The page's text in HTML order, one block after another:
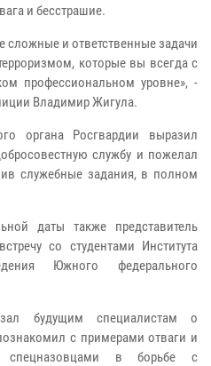
и бесстрашие.
сложные и ответственные задачи
которые вы всегда с
профессиональном уровне», -
Владимир Жигула.
органа Росгвардии выразил
службу и пожелал
служебные задания, в полном
даты также представитель
со студентами Института
Южного федерального
будущим специалистам о
с примерами отваги и
спецназовцами в борьбе с